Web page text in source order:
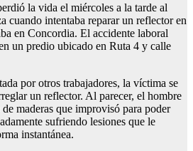
la vida el miércoles a la tarde al
cuando intentaba reparar un reflector en
en Concordia. El accidente laboral
un predio ubicado en Ruta 4 y calle
por otros trabajadores, la víctima se
un reflector. Al parecer, el hombre
maderas que improvisó para poder
sufriendo lesiones que le
instantánea.